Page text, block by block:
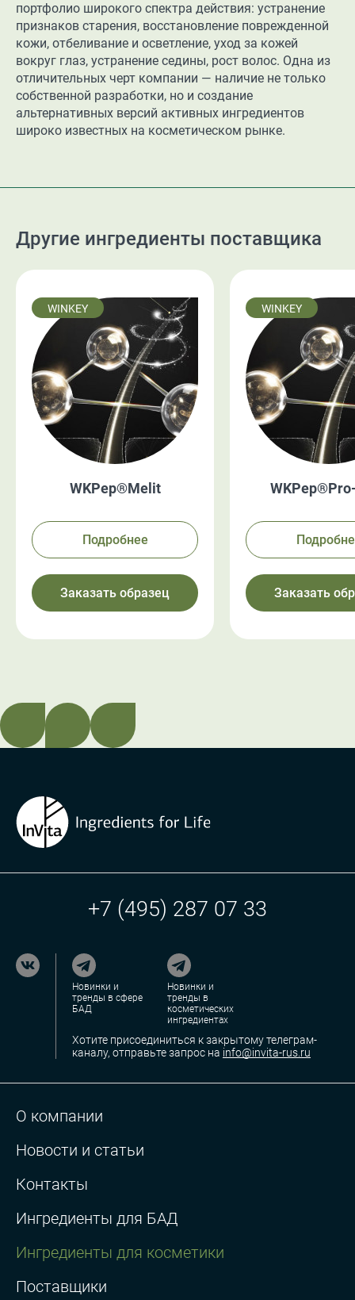
портфолио широкого спектра действия: устранение
признаков старения, восстановление поврежденной
кожи, отбеливание и осветление, уход за кожей
вокруг глаз, устранение седины, рост волос. Одна из
отличительных черт компании — наличие не только
собственной разработки, но и создание
альтернативных версий активных ингредиентов
широко известных на косметическом рынке.
Другие ингредиенты поставщика
WINKEY
WKPep®Melit
Подробнее
Заказать образец
WINKEY
Заказать
+7 (495) 287 07 33
Новинки и
тренды в сфере
БАД
Новинки и
тренды в
косметических
ингредиентах
Хотите присоединиться к закрытому телеграм-
каналу, отправьте запрос на info@invita-rus.ru
О компании
Новости и статьи
Контакты
Ингредиенты для БАД
Ингредиенты для косметики
Поставщики